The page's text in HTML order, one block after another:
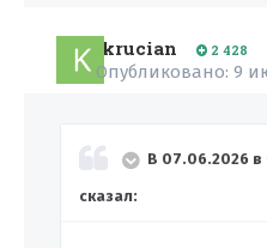
krucian 2 428
Опубликовано: 9
В 07.06.2026 в
сказал: